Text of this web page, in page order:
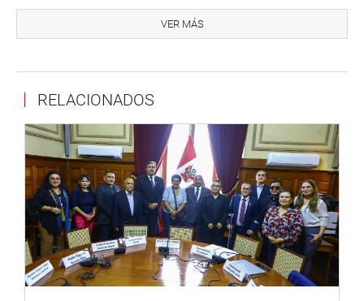
(NA), sustentó su Proyecto de Ley 7681/2023-CR, Ley que
declara en emergencia al Programa Nacional de
Igualmente, el congresista Guido Bellido Ugarte (PB),
sustentó su Proyecto de Ley 7690/2023-CR, Se declara de
necesidad pública e interés nacional que se garantiza la
seguridad alimentaria en la primera infancia del
programa no escolarizado de educación inicial
(PRONOEI), con el fin de asegurar una adecuada nutrición
y desarrollo físico y cognitivo de los niños y niñas
beneficiarios del programa.
OFICINA DE COMUNICACIONES E IMAGEN
INSTITUCIONAL
VER MÁS
RELACIONADOS